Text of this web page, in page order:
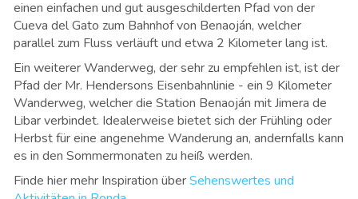
einen einfachen und gut ausgeschilderten Pfad von der
Cueva del Gato zum Bahnhof von Benaoján, welcher
parallel zum Fluss verläuft und etwa 2 Kilometer lang ist.
Ein weiterer Wanderweg, der sehr zu empfehlen ist, ist der
Pfad der Mr. Hendersons Eisenbahnlinie - ein 9 Kilometer
Wanderweg, welcher die Station Benaoján mit Jimera de
Libar verbindet. Idealerweise bietet sich der Frühling oder
Herbst für eine angenehme Wanderung an, andernfalls kann
es in den Sommermonaten zu heiß werden.
Finde hier mehr Inspiration überSehenswertes und